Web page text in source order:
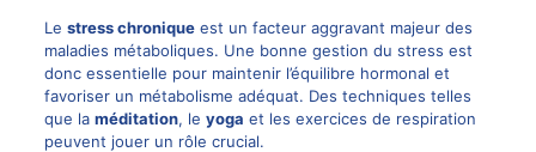
Le stress chroniqueest un facteur aggravant majeur des
maladies métaboliques. Une bonne gestion du stress est
donc essentielle pour maintenir l’équilibre hormonal et
favoriser un métabolisme adéquat. Des techniques telles
que la méditation, le yoga et les exercices de respiration
peuvent jouer un rôle crucial.